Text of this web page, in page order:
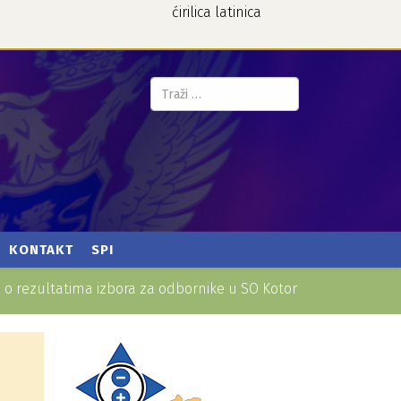
ćirilica latinica
Pretraga...
KONTAKT SPI
o rezultatima izbora za odbornike u SO Kotor